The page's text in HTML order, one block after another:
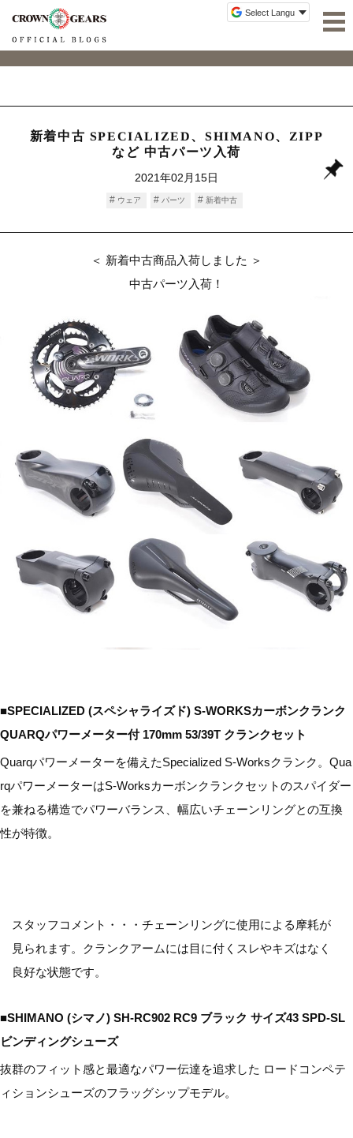
新着中古 SPECIALIZED、SHIMANO、ZIPP
など 中古パーツ入荷
2021年02月15日
ウェア パーツ 新着中古
＜ 新着中古商品入荷しました ＞
中古パーツ入荷！
■SPECIALIZED (スペシャライズド) S-WORKSカーボンクランク
QUARQパワーメーター付 170mm 53/39T クランクセット
Quarqパワーメーターを備えたSpecialized S-Worksクランク。Qua
rqパワーメーターはS-Worksカーボンクランクセットのスパイダー
を兼ねる構造でパワーバランス、幅広いチェーンリングとの互換
性が特徴。
スタッフコメント・・・チェーンリングに使用による摩耗が
見られます。クランクアームには目に付くスレやキズはなく
良好な状態です。
■SHIMANO (シマノ) SH-RC902 RC9 ブラック サイズ43 SPD-SL
ビンディングシューズ
抜群のフィット感と最適なパワー伝達を追求した ロードコンペテ
ィションシューズのフラッグシップモデル。